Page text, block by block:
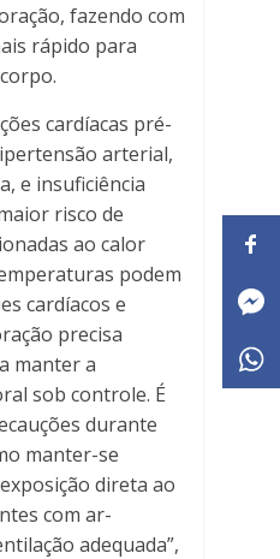
fazendo com
rápido para
cardíacas pré-
arterial,
e insuficiência
risco de
ao calor
podem
cardíacos e
precisa
manter a
sob controle. É
durante
manter-se
direta ao
com ar-
adequada”,